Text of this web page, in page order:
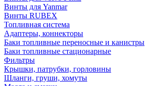
Винты для Yanmar
Винты RUBEX
Топливная система
Адаптеры, коннекторы
Баки топливные переносные и канистры
Баки топливные стационарные
Фильтры
Крышки, патрубки, горловины
Шланги, груши, хомуты